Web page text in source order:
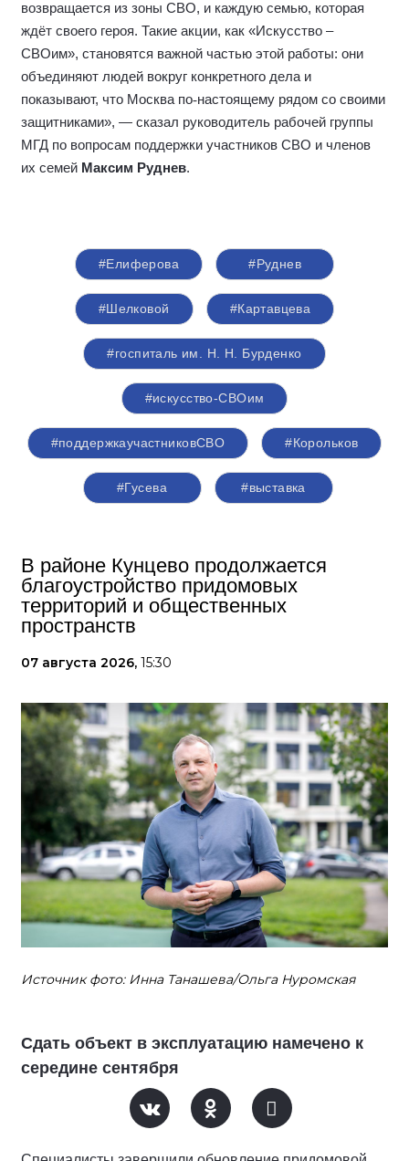
возвращается из зоны СВО, и каждую семью, которая
ждёт своего героя. Такие акции, как «Искусство –
СВОим», становятся важной частью этой работы: они
объединяют людей вокруг конкретного дела и
показывают, что Москва по‑настоящему рядом со своими
защитниками», — сказал руководитель рабочей группы
МГД по вопросам поддержки участников СВО и членов
их семей Максим Руднев.
#Елиферова #Руднев
#Шелковой #Картавцева
#госпиталь им. Н. Н. Бурденко
#искусство-СВОим
#поддержкаучастниковСВО #Корольков
#Гусева #выставка
В районе Кунцево продолжается
благоустройство придомовых
территорий и общественных
пространств
07 августа 2026, 15:30
Источник фото: Инна Танашева/Ольга Нуромская
Сдать объект в эксплуатацию намечено к
середине сентября